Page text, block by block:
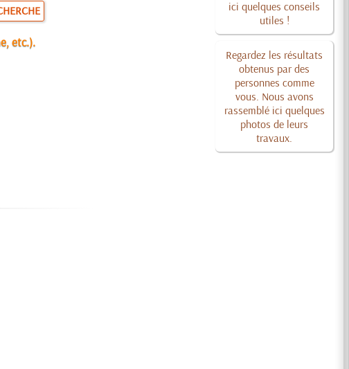
ici quelques conseils
utiles !
Regardez les résultats
obtenus par des
personnes comme
vous. Nous avons
rassemblé ici quelques
photos de leurs
travaux.
etc.).